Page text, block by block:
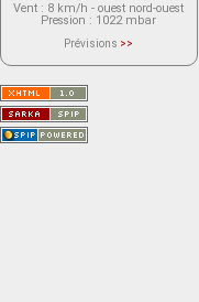
Vent : 8 km/h - ouest nord-ouest
Pression : 1022 mbar
Prévisions >>
actuellement aucune prévision
Saint-Nom.
Veuillez consulter le message du
service ci-dessous.
(401 - Invalid API key. Please see
https://openweathermap.org/faq#error401